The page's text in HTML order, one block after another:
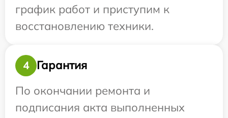
график работ и приступим к
восстановлению техники.
4
Гарантия
По окончании ремонта и
подписания акта выполненных